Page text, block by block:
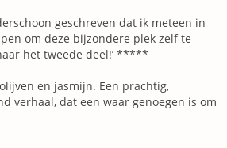
geschreven dat ik meteen in
om deze bijzondere plek zelf te
het tweede deel!’ *****
en jasmijn. Een prachtig,
verhaal, dat een waar genoegen is om